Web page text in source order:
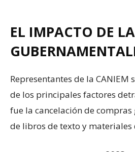
EL IMPACTO DE
Representantes de la CANIEM
de los principales factores
fue la cancelación de
de libros de texto y materiales